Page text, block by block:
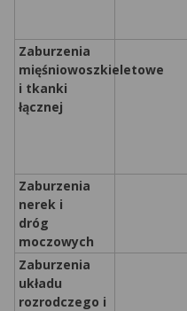
Zaburzenia
mięśniowoszkieletowe
i tkanki
łącznej
Zaburzenia
nerek i
dróg
moczowych
Zaburzenia
układu
rozrodczego i